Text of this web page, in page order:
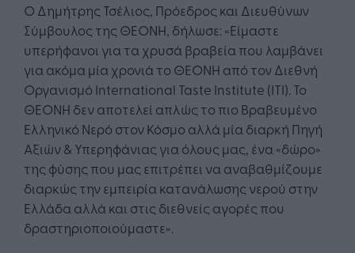
Ο Δημήτρης Τσέλιος, Πρόεδρος και Διευθύνων
Σύμβουλος της ΘΕΟΝΗ, δήλωσε: «Είμαστε
υπερήφανοι για τα χρυσά βραβεία που λαμβάνει
για ακόμα μία χρονιά το ΘΕΟΝΗ από τον Διεθνή
Οργανισμό International Taste Institute (ΙΤΙ). To
ΘΕΟΝΗ δεν αποτελεί απλώς το πιο Βραβευμένο
Ελληνικό Νερό στον Κόσμο αλλά μία διαρκή Πηγή
Αξιών & Υπερηφάνιας για όλους μας, ένα «δώρο»
της φύσης που μας επιτρέπει να αναβαθμίζουμε
διαρκώς την εμπειρία κατανάλωσης νερού στην
Ελλάδα αλλά και στις διεθνείς αγορές που
δραστηριοποιούμαστε».